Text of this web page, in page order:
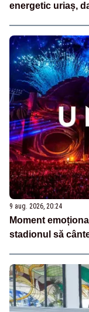
energetic uriaș,
9 aug. 2026, 20:24
Moment
stadionul să